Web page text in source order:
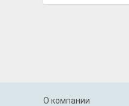
О компании